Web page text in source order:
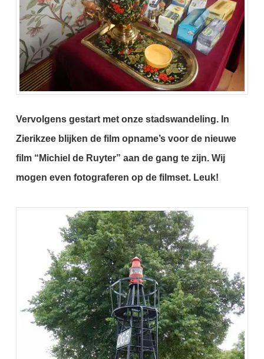
Vervolgens gestart met onze stadswandeling. In
Zierikzee blijken de film opname’s voor de nieuwe
film “Michiel de Ruyter” aan de gang te zijn. Wij
mogen even fotograferen op de filmset. Leuk!